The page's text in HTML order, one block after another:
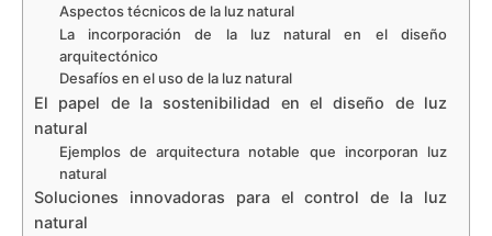
Aspectos técnicos de la luz natural
La incorporación de la luz natural en el diseño
arquitectónico
Desafíos en el uso de la luz natural
El papel de la sostenibilidad en el diseño de luz
natural
Ejemplos de arquitectura notable que incorporan luz
natural
Soluciones innovadoras para el control de la luz
natural